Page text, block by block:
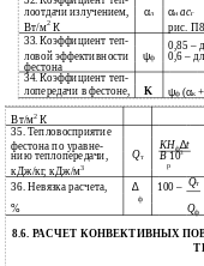
αнacг
лоотдачи излучением, αл
Вт/м2 К рис. П8
33. Коэффициент теп-
0,85 –
ловой эффективности
ψф 0,6 –
фестона
34. Коэффициент теп-
K ψф(αк
лопередачи в фестоне,
Вт/м2 К
35. Тепловосприятие
KHф∆t
фестона по уравне-
Qт
нию теплопередачи, B 103
кДж/кг, кДж/м3 р
36. Невязка расчета, ∆ 100 – Qт
%
ф
Qф
8.6. РАСЧЕТ КОНВЕКТИВНЫХ